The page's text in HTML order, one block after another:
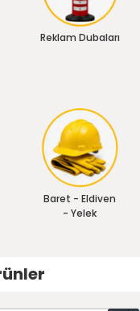
Reklam Dubaları
Baret - Eldiven
- Yelek